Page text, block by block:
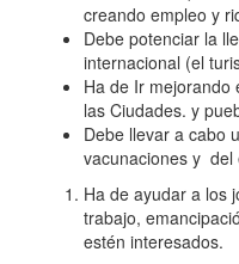
creando empleo y
Debe potenciar la
internacional (el
Ha de Ir mejorando
las Ciudades. y
Debe llevar a cabo
vacunaciones y del
Ha de ayudar a los
trabajo,
estén interesados.